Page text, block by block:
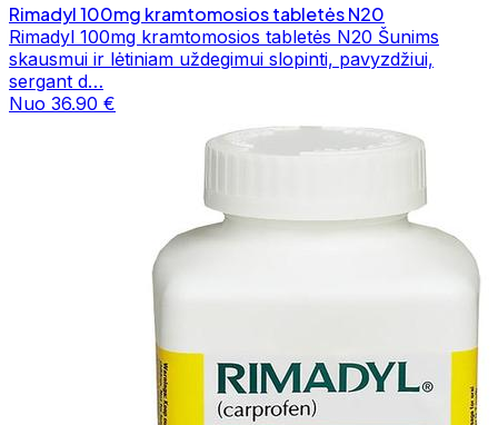
Rimadyl 100mg kramtomosios tabletės N20
Rimadyl 100mg kramtomosios tabletės N20 Šunims
skausmui ir lėtiniam uždegimui slopinti, pavyzdžiui,
sergant d…
Nuo 36.90 €